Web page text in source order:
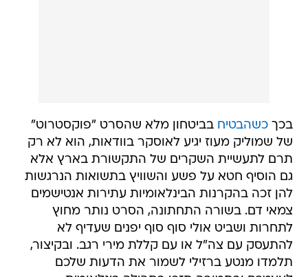
בכךכשהבטיח בביטחון מלא שהסרט "פוקסטרוט"
של שמוליק מעוז יגיע לאוסקר בוודאות, הוא לא רק
תרם לתעשיית השקרים של התקשורת בארץ אלא
גם הוסיף חטא על פשע והשוויץ בתשואות הנרגשות
להן זכה בהקרנות הבינלאומיות עתירות אנטישמים
צמאי דם. בשורה התחתונה, הסרט נותר מחוץ
לתחרות ושביט אולי סוף סוף יפנים שעדיף לא
להתעסק עם צה"ל או עם קללת מירי רגב. ובקיצור,
תלמדו מנטע ברזילי לשמור את הדעות שלכם